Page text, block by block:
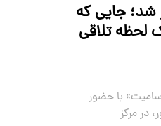
۱۴۰۴ برگزار شد؛ جایی که
لحظه تلاقی
با حضور
در مرکز